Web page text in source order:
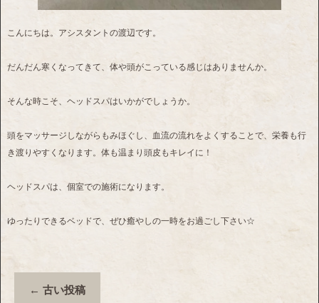
こんにちは。アシスタントの渡辺です。
だんだん寒くなってきて、体や頭がこっている感じはありませんか。
そんな時こそ、ヘッドスパはいかがでしょうか。
頭をマッサージしながらもみほぐし、血流の流れをよくすることで、栄養も行
き渡りやすくなります。体も温まり頭皮もキレイに！
ヘッドスパは、個室での施術になります。
ゆったりできるベッドで、ぜひ癒やしの一時をお過ごし下さい☆
← 古い投稿